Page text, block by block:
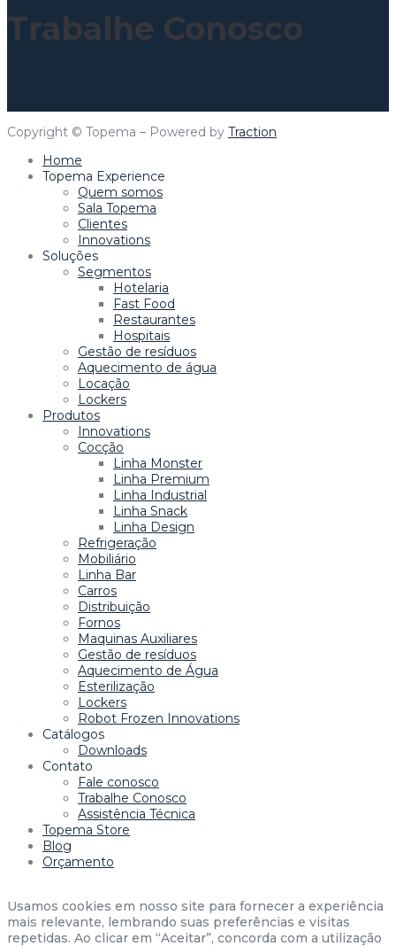
Trabalhe Conosco
Copyright © Topema – Powered by Traction
Home
Topema Experience
Quem somos
Sala Topema
Clientes
Innovations
Soluções
Segmentos
Hotelaria
Fast Food
Restaurantes
Hospitais
Gestão de resíduos
Aquecimento de água
Locação
Lockers
Produtos
Innovations
Cocção
Linha Monster
Linha Premium
Linha Industrial
Linha Snack
Linha Design
Refrigeração
Mobiliário
Linha Bar
Carros
Distribuição
Fornos
Maquinas Auxiliares
Gestão de resíduos
Aquecimento de Água
Esterilização
Lockers
Robot Frozen Innovations
Catálogos
Downloads
Contato
Fale conosco
Trabalhe Conosco
Assistência Técnica
Topema Store
Blog
Orçamento
Usamos cookies em nosso site para fornecer a experiência
mais relevante, lembrando suas preferências e visitas
repetidas. Ao clicar em “Aceitar”, concorda com a utilização